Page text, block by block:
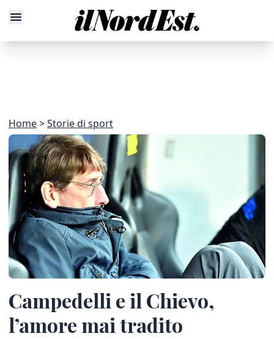
Home Storie di sport
Campedelli e il Chievo,
l’amore mai tradito